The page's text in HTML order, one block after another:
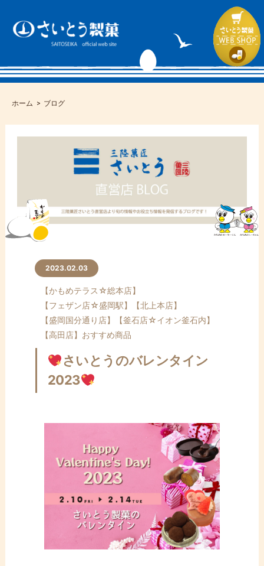
ホーム ブログ
2023.02.03
【かもめテラス☆総本店】
【フェザン店☆盛岡駅】
【北上本店】
【盛岡国分通り店】
【釜石店☆イオン釜石内】
【高田店】 おすすめ商品
さいとうのバレンタイン
2023